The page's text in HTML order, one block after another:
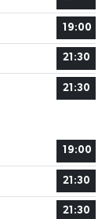
19:00
21:30
21:30
19:00
21:30
21:30